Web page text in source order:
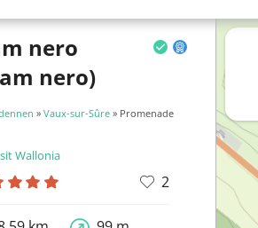
nero
nero)
» Vaux-sur-Sûre » Promenade
Wallonia
2